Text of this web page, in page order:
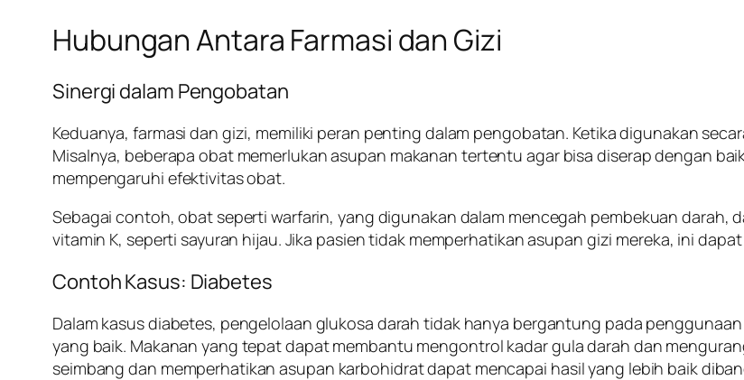
Hubungan Antara Farmasi dan Gizi
Sinergi dalam Pengobatan
Keduanya, farmasi dan gizi, memiliki peran penting dalam pengobatan. Ketika digunakan
Misalnya, beberapa obat memerlukan asupan makanan tertentu agar bisa diserap dengan
mempengaruhi efektivitas obat.
Sebagai contoh, obat seperti warfarin, yang digunakan dalam mencegah pembekuan darah,
vitamin K, seperti sayuran hijau. Jika pasien tidak memperhatikan asupan gizi mereka, ini
Contoh Kasus: Diabetes
Dalam kasus diabetes, pengelolaan glukosa darah tidak hanya bergantung pada
yang baik. Makanan yang tepat dapat membantu mengontrol kadar gula darah dan
seimbang dan memperhatikan asupan karbohidrat dapat mencapai hasil yang lebih baik